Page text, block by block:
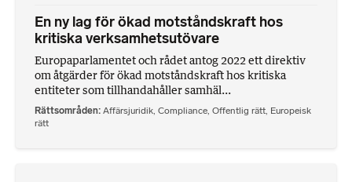
En ny lag för ökad motståndskraft hos
kritiska verksamhetsutövare
Europaparlamentet och rådet antog 2022 ett direktiv
om åtgärder för ökad motståndskraft hos kritiska
entiteter som tillhandahåller samhäl...
Rättsområden Affärsjuridik, Compliance, Offentlig rätt, Europeisk
rätt